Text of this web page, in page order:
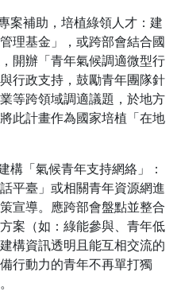
案補助，培植綠領人才：建
理基金」，或跨部會結合國
開辦「青年氣候調適微型行
行政支持，鼓勵青年團隊針
等跨領域調適議題，於地方
此計畫作為國家培植「在地
構「氣候青年支持網絡」：
平臺」或相關青年資源網進
宣導。應跨部會盤點並整合
案（如：綠能參與、青年低
構資訊透明且能互相交流的
行動力的青年不再單打獨